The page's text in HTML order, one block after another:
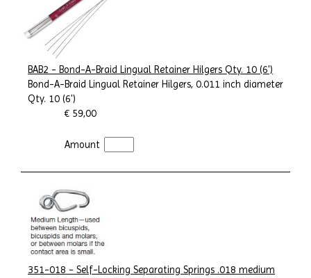
BAB2 - Bond-A-Braid Lingual Retainer Hilgers Qty. 10 (6')
Bond-A-Braid Lingual Retainer Hilgers, 0.011 inch diameter
Qty. 10 (6')
€ 59,00
Amount
351-018 - Self-Locking Separating Springs .018 medium